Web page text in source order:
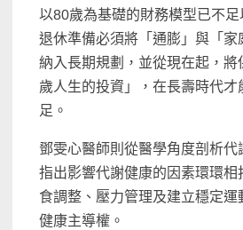
以80歲為基礎的財務模型已不足
退休準備必須將「通膨」與「家
納入長期規劃，並從現在起，將
歲人生的投資」，在長壽時代才
足。
鄧雯心醫師則從醫學角度剖析代
指出影響代謝健康的因素環環相
食調整、壓力管理及建立穩定運
健康主導權。